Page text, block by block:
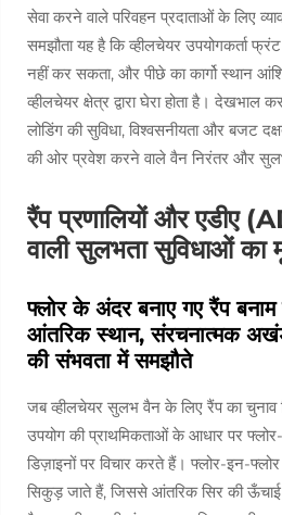
सेवा करने वाले परिवहन प्रदाताओं के लिए
समझौता यह है कि व्हीलचेयर उपयोगकर्ता
नहीं कर सकता, और पीछे का कार्गो स्थान
व्हीलचेयर क्षेत्र द्वारा घेरा होता है। देखभाल
लोडिंग की सुविधा, विश्वसनीयता और बजट
की ओर प्रवेश करने वाले वैन निरंतर और
रैंप प्रणालियों और एडीए
वाली सुलभता सुविधाओं का
फ्लोर के अंदर बनाए गए रैंप
आंतरिक स्थान, संरचनात्मक
की संभवता में समझौते
जब व्हीलचेयर सुलभ वैन के लिए रैंप का चुनाव
उपयोग की प्राथमिकताओं के आधार पर
डिज़ाइनों पर विचार करते हैं। फ्लोर-इन-
सिकुड़ जाते हैं, जिससे आंतरिक सिर की ऊँचाई